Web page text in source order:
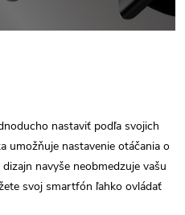
nastaviť podľa svojich
umožňuje nastavenie otáčania o
navyše neobmedzuje vašu
svoj smartfón ľahko ovládať